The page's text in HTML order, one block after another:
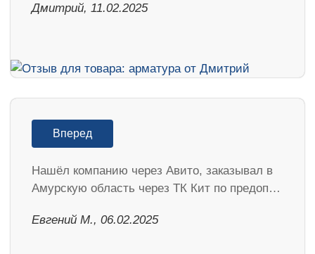
Дмитрий, 11.02.2025
Вперед
Нашёл компанию через Авито, заказывал в
Амурскую область через ТК Кит по предоп…
​Евгений М., 06.02.2025